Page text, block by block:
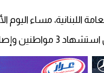
الأحد، أن الحصيلة
طيرفلسية جنوب البلاد.